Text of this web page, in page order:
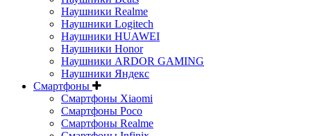
Наушники Realme
Наушники Logitech
Наушники HUAWEI
Наушники Honor
Наушники ARDOR GAMING
Наушники Яндекс
Смартфоны
Смартфоны Xiaomi
Смартфоны Poco
Смартфоны Realme